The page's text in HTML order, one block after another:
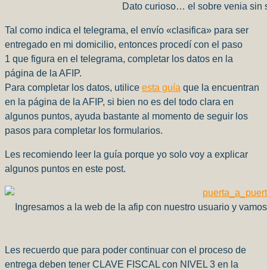
Dato curioso… el sobre venia sin
Tal como indica el telegrama, el envío «clasifica» para ser
entregado en mi domicilio, entonces procedí con el paso
1 que figura en el telegrama, completar los datos en la
página de la AFIP.
Para completar los datos, utilice esta guía que la encuentran
en la página de la AFIP, si bien no es del todo clara en
algunos puntos, ayuda bastante al momento de seguir los
pasos para completar los formularios.
Les recomiendo leer la guía porque yo solo voy a explicar
algunos puntos en este post.
Ingresamos a la web de la afip con nuestro usuario y
Les recuerdo que para poder continuar con el proceso de
entrega deben tener CLAVE FISCAL con NIVEL 3 en la